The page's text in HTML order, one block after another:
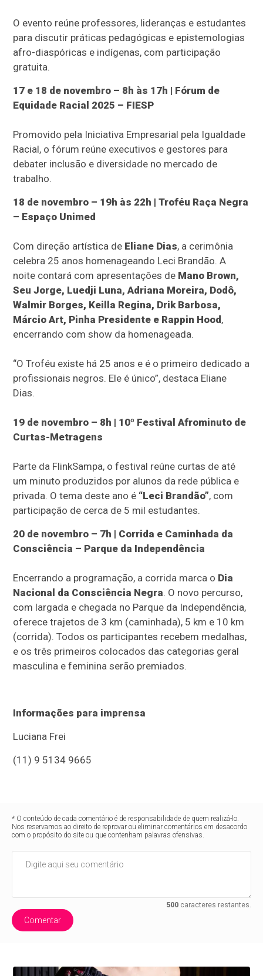
O evento reúne professores, lideranças e estudantes
para discutir práticas pedagógicas e epistemologias
afro-diaspóricas e indígenas, com participação
gratuita.
17 e 18 de novembro – 8h às 17h | Fórum de
Equidade Racial 2025 – FIESP
Promovido pela Iniciativa Empresarial pela Igualdade
Racial, o fórum reúne executivos e gestores para
debater inclusão e diversidade no mercado de
trabalho.
18 de novembro – 19h às 22h | Troféu Raça Negra
– Espaço Unimed
Com direção artística de Eliane Dias, a cerimônia
celebra 25 anos homenageando Leci Brandão. A
noite contará com apresentações de Mano Brown,
Seu Jorge, Luedji Luna, Adriana Moreira, Dodô,
Walmir Borges, Keilla Regina, Drik Barbosa,
Márcio Art, Pinha Presidente e Rappin Hood ,
encerrando com show da homenageada.
“O Troféu existe há 25 anos e é o primeiro dedicado a
profissionais negros. Ele é único”, destaca Eliane
Dias.
19 de novembro – 8h | 10º Festival Afrominuto de
Curtas-Metragens
Parte da FlinkSampa, o festival reúne curtas de até
um minuto produzidos por alunos da rede pública e
privada. O tema deste ano é “Leci Brandão”, com
participação de cerca de 5 mil estudantes.
20 de novembro – 7h | Corrida e Caminhada da
Consciência – Parque da Independência
Encerrando a programação, a corrida marca o Dia
Nacional da Consciência Negra. O novo percurso,
com largada e chegada no Parque da Independência,
oferece trajetos de 3 km (caminhada), 5 km e 10 km
(corrida). Todos os participantes recebem medalhas,
e os três primeiros colocados das categorias geral
masculina e feminina serão premiados.
Informações para imprensa
Luciana Frei
(11) 9 5134 9665
* O conteúdo de cada comentário é de responsabilidade de quem realizá-lo.
Nos reservamos ao direito de reprovar ou eliminar comentários em desacordo
com o propósito do site ou que contenham palavras ofensivas.
500caracteres restantes.
Comentar